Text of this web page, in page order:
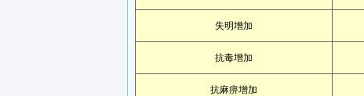
失明增加
抗毒增加
抗麻痹增加